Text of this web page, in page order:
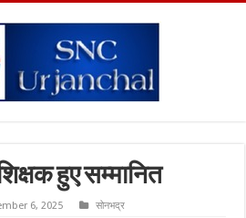
हुए सम्मानित
6, 2025 सोनभद्र